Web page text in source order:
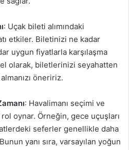
: Uçak bileti alımındaki
etkiler. Biletinizi ne kadar
uygun fiyatlarla karşılaşma
olarak, biletlerinizi seyahatten
öneririz.
: Havalimanı seçimi ve
oynar. Örneğin, gece uçuşları
seferler genellikle daha
yanı sıra, varsayılan yoğun